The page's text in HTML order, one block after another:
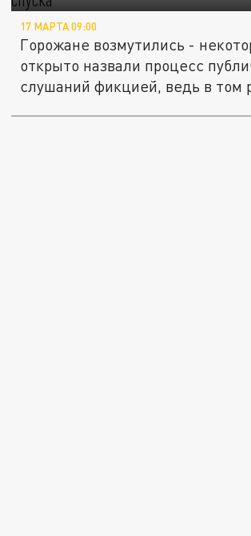
17 МАРТА 09:00
Горожане возмутились -
открыто назвали процесс
слушаний фикцией, ведь в том